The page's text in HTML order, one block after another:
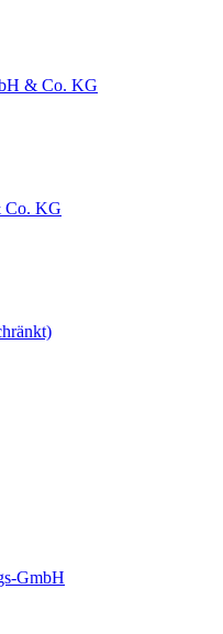
& Co. KG
Co. KG
GmbH